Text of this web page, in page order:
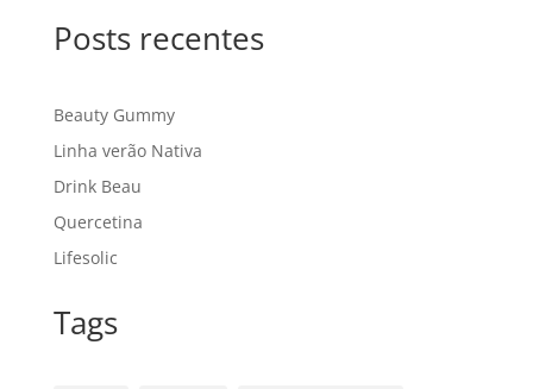
Posts recentes
Beauty Gummy
Linha verão Nativa
Drink Beau
Quercetina
Lifesolic
Tags